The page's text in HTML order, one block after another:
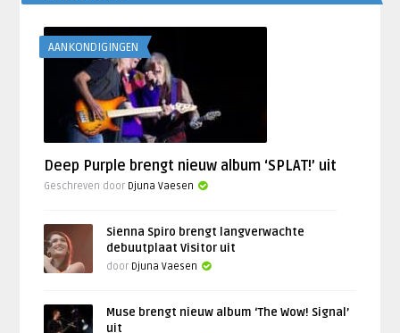
AANKONDIGINGEN
Deep Purple brengt nieuw album ‘SPLAT!’ uit
Geschreven door Djuna Vaesen
Sienna Spiro brengt langverwachte
debuutplaat Visitor uit
door Djuna Vaesen
Muse brengt nieuw album ‘The Wow! Signal’
uit